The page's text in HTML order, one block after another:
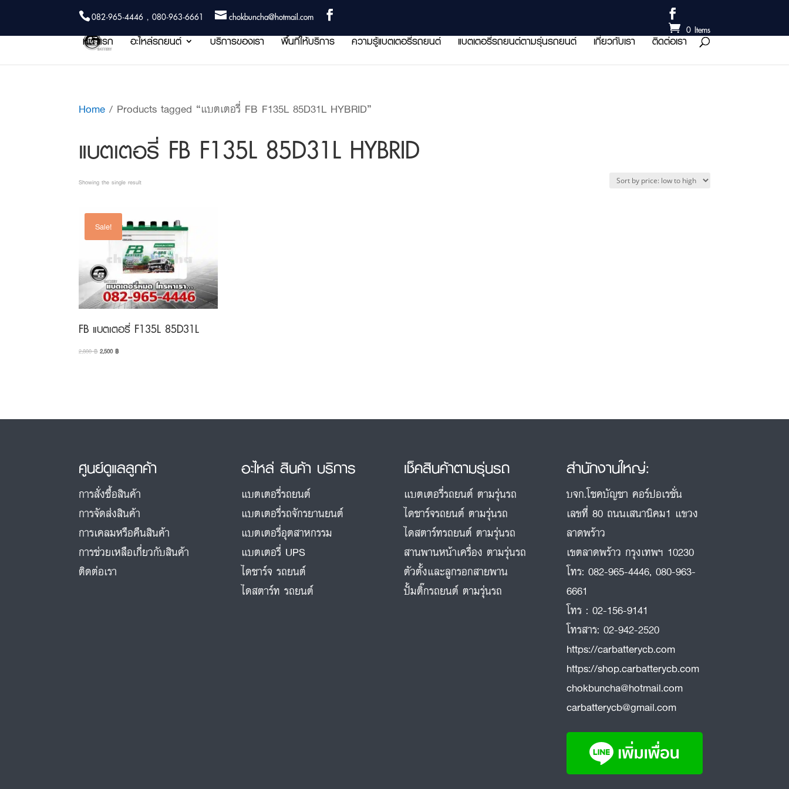
082-965-4446 , 080-963-6661
chokbuncha@hotmail.com
0 Items
หน้าแรก อะไหล่รถยนต์ บริการของเรา พื้นที่ให้บริการ ความรู้แบตเตอรี่รถยนต์ แบตเตอรี่รถยนต์ตามรุ่นรถยนต์ เกี่ยวกับเรา ติดต่อเรา
Home / Products tagged “แบตเตอรี่ FB F135L 85D31L HYBRID”
แบตเตอรี่ FB F135L 85D31L HYBRID
Showing the single result
Sale!
FB แบตเตอรี่ F135L 85D31L
2,800฿Original
2,500฿Current
ศูนย์ดูแลลูกค้า
การสั่งซื้อสินค้า
การจัดส่งสินค้า
การเคลมหรือคืนสินค้า
การช่วยเหลือเกี่ยวกับสินค้า
ติดต่อเรา
อะไหล่ สินค้า บริการ
แบตเตอรี่รถยนต์
แบตเตอรี่รถจักรยานยนต์
แบตเตอรี่อุตสาหกรรม
แบตเตอรี่ UPS
ไดชาร์จ รถยนต์
ไดสตาร์ท รถยนต์
เช็คสินค้าตามรุ่นรถ
แบตเตอรี่รถยนต์ ตามรุ่นรถ
ไดชาร์จรถยนต์ ตามรุ่นรถ
ไดสตาร์ทรถยนต์ ตามรุ่นรถ
สานพานหน้าเครื่อง ตามรุ่นรถ
ตัวตั้งและลูกรอกสายพาน
ปั้มติ๊กรถยนต์ ตามรุ่นรถ
สำนักงานใหญ่:
บจก.โชคบัญชา คอร์ปอเรชั่น
เลขที่ 80 ถนนเสนานิคม1 แขวง
ลาดพร้าว
เขตลาดพร้าว กรุงเทพฯ 10230
โทร: 082-965-4446, 080-963-
6661
โทร : 02-156-9141
โทรสาร: 02-942-2520
https://carbatterycb.com
https://shop.carbatterycb.com
chokbuncha@hotmail.com
carbatterycb@gmail.com